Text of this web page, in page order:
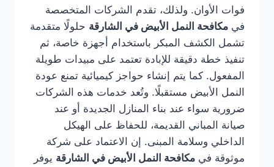
فوات الأوان. ولذلك، تقدم الشركات المتخصصة
في مكافحة النمل الأبيض في الشارقة حلولًا متقدمة
تشمل الكشف المبكر باستخدام أجهزة خاصة، ثم
تنفيذ خطة دقيقة للإبادة تعتمد على مبيدات طويلة
المفعول. كما يتم إنشاء حواجز كيميائية تمنع عودة
النمل الأبيض مستقبلًا. وتُعد خدمات هذه الشركات
ضرورية سواء عند بناء المنازل الجديدة أو عند
صيانة المباني القديمة، للحفاظ على الهيكل
الداخلي وسلامة المبنى. إن الاعتماد على شركة
موثوقة في مكافحة النمل الأبيض في الشارقة يوفر